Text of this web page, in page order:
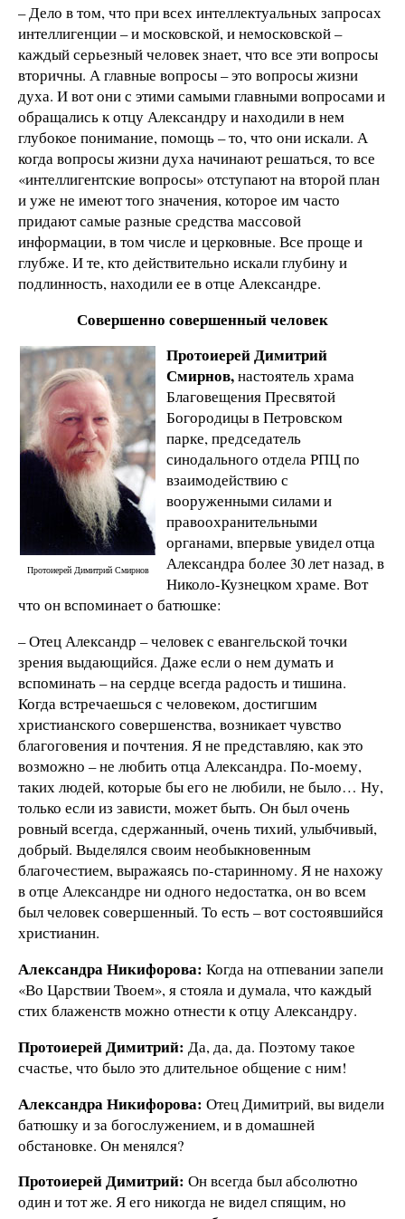
– Дело в том, что при всех интеллектуальных запросах
интеллигенции – и московской, и немосковской –
каждый серьезный человек знает, что все эти вопросы
вторичны. А главные вопросы – это вопросы жизни
духа. И вот они с этими самыми главными вопросами и
обращались к отцу Александру и находили в нем
глубокое понимание, помощь – то, что они искали. А
когда вопросы жизни духа начинают решаться, то все
«интеллигентские вопросы» отступают на второй план
и уже не имеют того значения, которое им часто
придают самые разные средства массовой
информации, в том числе и церковные. Все проще и
глубже. И те, кто действительно искали глубину и
подлинность, находили ее в отце Александре.
Совершенно совершенный человек
Протоиерей Димитрий Смирнов
Протоиерей Димитрий
Смирнов,настоятель храма
Благовещения Пресвятой
Богородицы в Петровском
парке, председатель
синодального отдела РПЦ по
взаимодействию с
вооруженными силами и
правоохранительными
органами, впервые увидел отца
Александра более 30 лет назад, в
Николо-Кузнецком храме. Вот
что он вспоминает о батюшке:
– Отец Александр – человек с евангельской точки
зрения выдающийся. Даже если о нем думать и
вспоминать – на сердце всегда радость и тишина.
Когда встречаешься с человеком, достигшим
христианского совершенства, возникает чувство
благоговения и почтения. Я не представляю, как это
возможно – не любить отца Александра. По-моему,
таких людей, которые бы его не любили, не было… Ну,
только если из зависти, может быть. Он был очень
ровный всегда, сдержанный, очень тихий, улыбчивый,
добрый. Выделялся своим необыкновенным
благочестием, выражаясь по-старинному. Я не нахожу
в отце Александре ни одного недостатка, он во всем
был человек совершенный. То есть – вот состоявшийся
христианин.
Александра Никифорова: Когда на отпевании запели
«Во Царствии Твоем», я стояла и думала, что каждый
стих блаженств можно отнести к отцу Александру.
Протоиерей Димитрий: Да, да, да. Поэтому такое
счастье, что было это длительное общение с ним!
Александра Никифорова: Отец Димитрий, вы видели
батюшку и за богослужением, и в домашней
обстановке. Он менялся?
Протоиерей Димитрий: Он всегда был абсолютно
один и тот же. Я его никогда не видел спящим, но